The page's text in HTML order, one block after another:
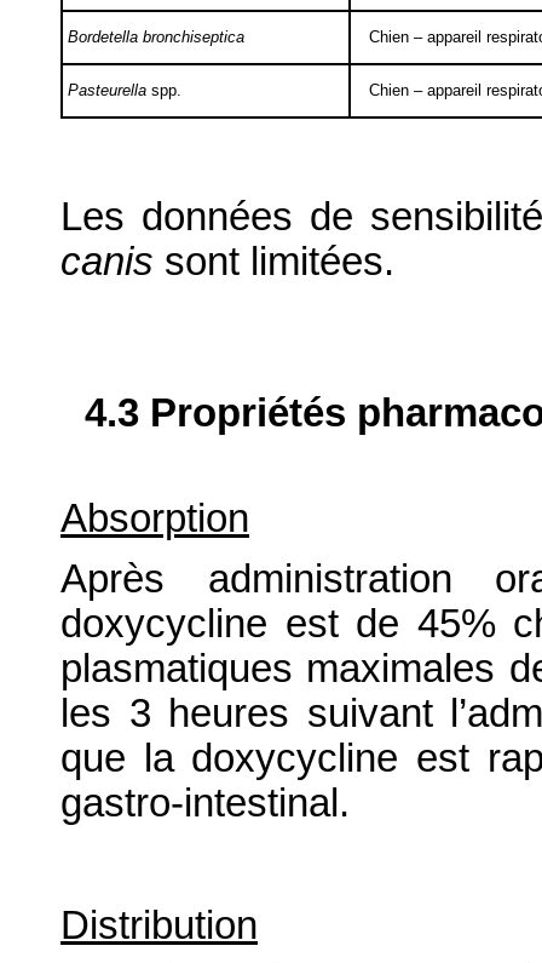
Bordetella bronchiseptica Chien – appareil
Pasteurella spp. Chien – appareil
Les données de
canis sont limitées.
4.3 Propriétés
Absorption
Après administration
doxycycline est de 45%
plasmatiques maximales
les 3 heures suivant
que la doxycycline est
gastro-intestinal.
Distribution